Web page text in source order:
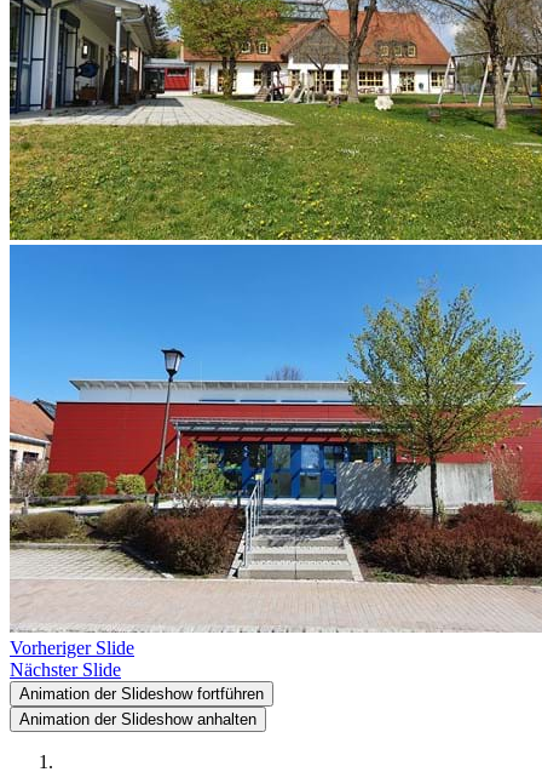
Vorheriger Slide
Nächster Slide
Animation der Slideshow fortführen
Animation der Slideshow anhalten